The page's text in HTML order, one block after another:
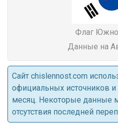
Флаг
Данные на
Cайт chislennost.com
официальных источников
месяц. Некоторые данные
отсутствия последней